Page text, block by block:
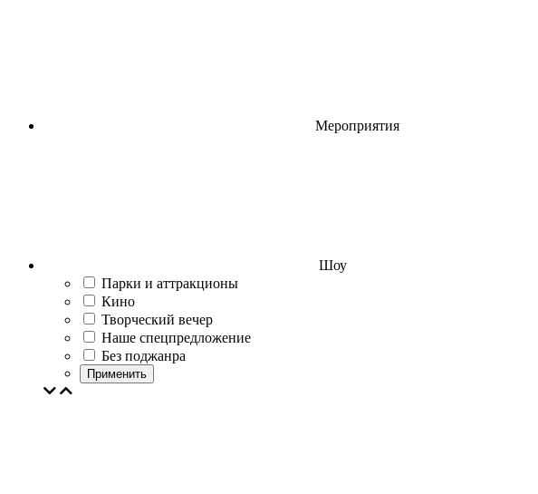
Мероприятия
Шоу
Парки и аттракционы
Кино
Творческий вечер
Наше спецпредложение
Без поджанра
Применить